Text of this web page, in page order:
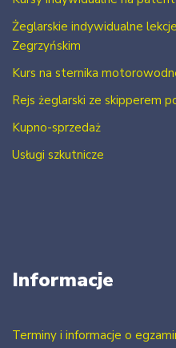
Żeglarskie indywidualne
Zegrzyńskim
Kurs na sternika
Rejs żeglarski ze skipperem
Kupno-sprzedaż
Usługi szkutnicze
Informacje
Terminy i informacje o